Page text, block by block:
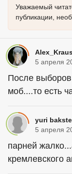
Уважаемый
публикации,
5 апреля
После выборов
моб....то есть
yuri
5 апреля
парней
кремлевского